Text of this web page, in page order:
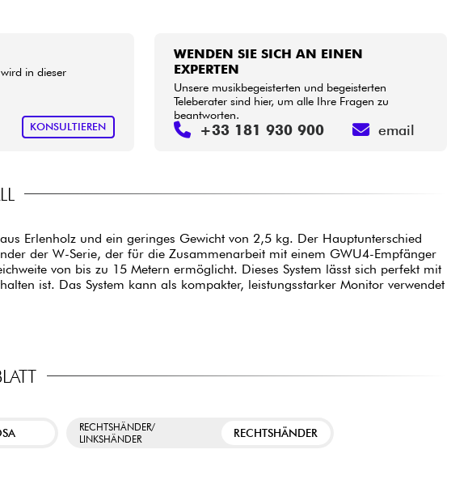
in dieser
KONSULTIEREN
WENDEN SIE SICH AN EINEN
EXPERTEN
Unsere musikbegeisterten und begeisterten
Teleberater sind hier, um alle Ihre Fragen zu
beantworten.
+33 181 930 900 email
Erlenholz und ein geringes Gewicht von 2,5 kg. Der Hauptunterschied
der W-Serie, der für die Zusammenarbeit mit einem GWU4-Empfänger
von bis zu 15 Metern ermöglicht. Dieses System lässt sich perfekt mit
ist. Das System kann als kompakter, leistungsstarker Monitor verwendet
RECHTSHÄNDER/
LINKSHÄNDER
RECHTSHÄNDER